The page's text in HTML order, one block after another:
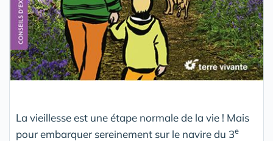
La vieillesse est une étape normale de la vie ! Mais
pour embarquer sereinement sur le navire du 3e